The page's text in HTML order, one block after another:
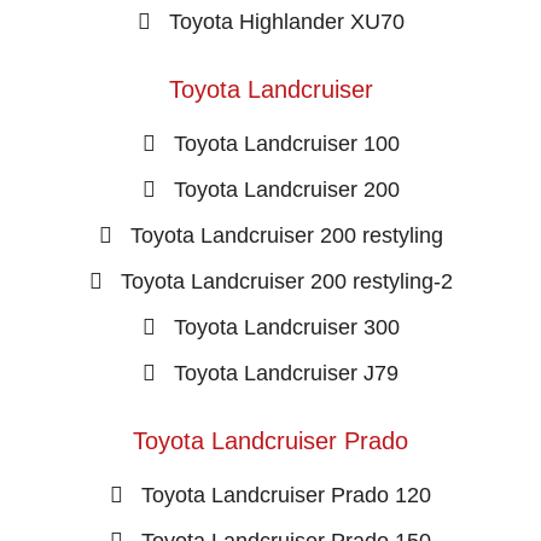
Toyota Highlander XU70
Toyota Landcruiser
Toyota Landcruiser 100
Toyota Landcruiser 200
Toyota Landcruiser 200 restyling
Toyota Landcruiser 200 restyling-2
Toyota Landcruiser 300
Toyota Landcruiser J79
Toyota Landcruiser Prado
Toyota Landcruiser Prado 120